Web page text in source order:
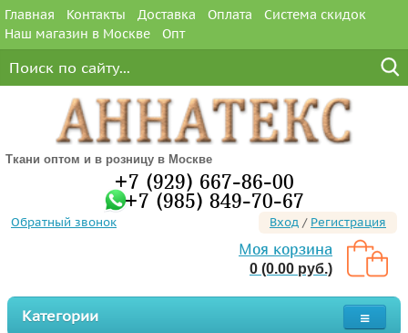
Главная Контакты Доставка Оплата
Система скидок
Наш магазин в Москве
Опт
Ткани оптом и в розницу в Москве
+7 (929) 667-86-00
+7 (985) 849-70-67
Обратный звонок Вход / Регистрация
Моя корзина
0 (0.00 руб.)
Категории